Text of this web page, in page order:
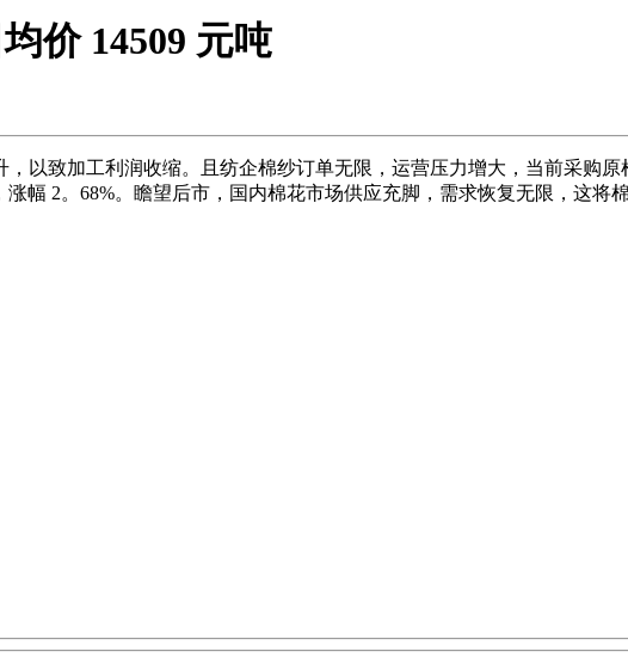
价 14509 元吨
致加工利润收缩。且纺企棉纱订单无限，运营压力增大，当前采购原
涨幅 2。68%。瞻望后市，国内棉花市场供应充脚，需求恢复无限，这将